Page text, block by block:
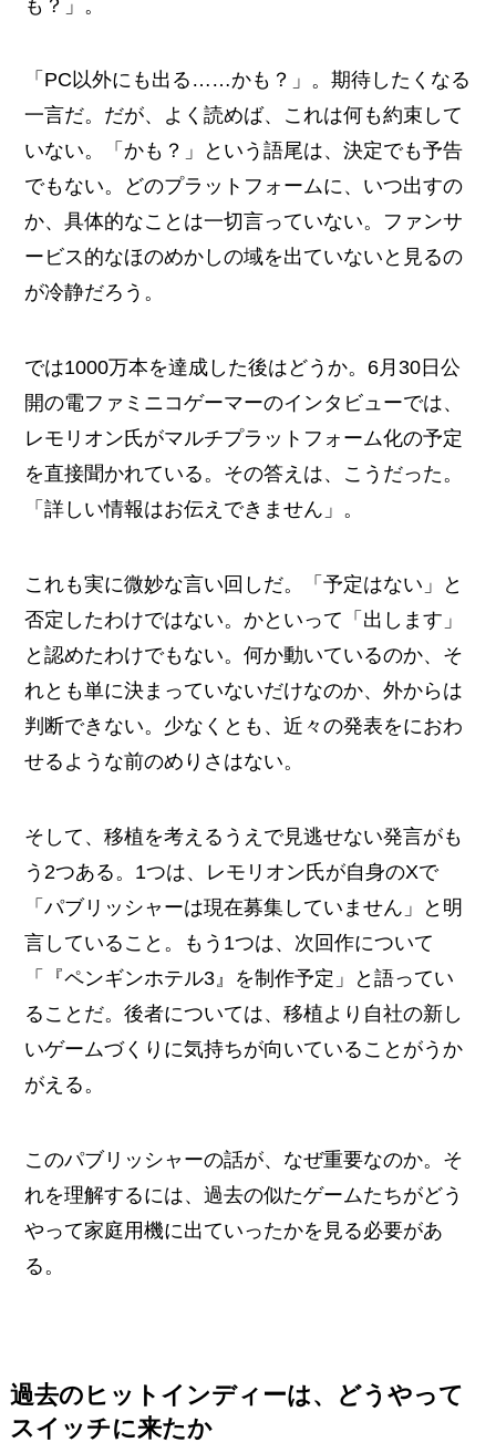
も？」。
「PC以外にも出る……かも？」。期待したくなる
一言だ。だが、よく読めば、これは何も約束して
いない。「かも？」という語尾は、決定でも予告
でもない。どのプラットフォームに、いつ出すの
か、具体的なことは一切言っていない。ファンサ
ービス的なほのめかしの域を出ていないと見るの
が冷静だろう。
では1000万本を達成した後はどうか。6月30日公
開の電ファミニコゲーマーのインタビューでは、
レモリオン氏がマルチプラットフォーム化の予定
を直接聞かれている。その答えは、こうだった。
「詳しい情報はお伝えできません」。
これも実に微妙な言い回しだ。「予定はない」と
否定したわけではない。かといって「出します」
と認めたわけでもない。何か動いているのか、そ
れとも単に決まっていないだけなのか、外からは
判断できない。少なくとも、近々の発表をにおわ
せるような前のめりさはない。
そして、移植を考えるうえで見逃せない発言がも
う2つある。1つは、レモリオン氏が自身のXで
「パブリッシャーは現在募集していません」と明
言していること。もう1つは、次回作について
「『ペンギンホテル3』を制作予定」と語ってい
ることだ。後者については、移植より自社の新し
いゲームづくりに気持ちが向いていることがうか
がえる。
このパブリッシャーの話が、なぜ重要なのか。そ
れを理解するには、過去の似たゲームたちがどう
やって家庭用機に出ていったかを見る必要があ
る。
過去のヒットインディーは、どうやって
スイッチに来たか